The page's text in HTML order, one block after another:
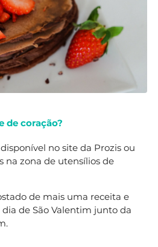
de coração?
no site da Prozis ou
na zona de utensílios de
de mais uma receita e
de São Valentim junto da